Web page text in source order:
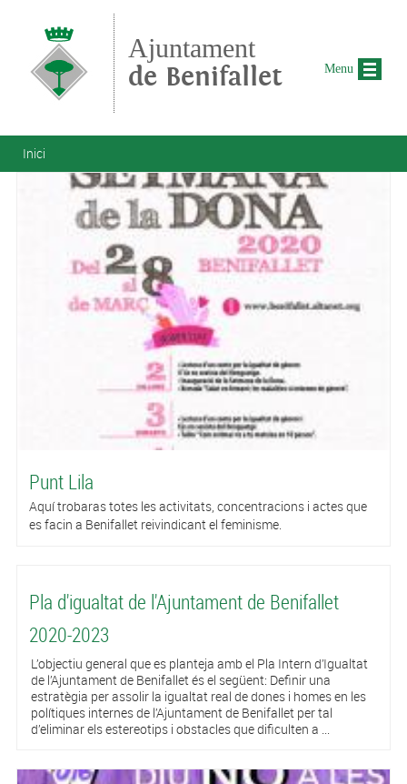
Ajuntament
de Benifallet
Esteu aquí
Inici
Punt Lila
Aquí trobaras totes les activitats, concentracions i actes que
es facin a Benifallet reivindicant el feminisme.
Pla d'igualtat de l'Ajuntament de Benifallet
2020-2023
L’objectiu general que es planteja amb el Pla Intern d’Igualtat
de l’Ajuntament de Benifallet és el següent: Definir una
estratègia per assolir la igualtat real de dones i homes en les
polítiques internes de l’Ajuntament de Benifallet per tal
d’eliminar els estereotips i obstacles que dificulten a ...
Menu